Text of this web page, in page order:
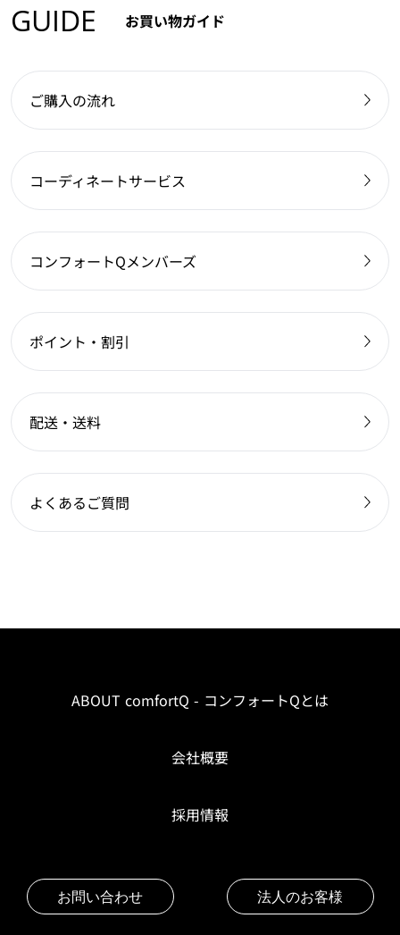
GUIDE お買い物ガイド
ご購入の流れ
コーディネートサービス
コンフォートQメンバーズ
ポイント・割引
配送・送料
よくあるご質問
ABOUT comfortQ - コンフォートQとは
会社概要
採用情報
お問い合わせ 法人のお客様